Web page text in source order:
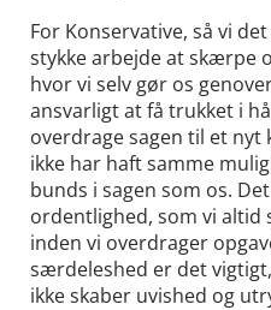
For Konservative, så vi
stykke arbejde at skærpe
hvor vi selv gør os
ansvarligt at få trukket i
overdrage sagen til et nyt
ikke har haft samme
bunds i sagen som os.
ordentlighed, som vi altid
inden vi overdrager
særdeleshed er det
ikke skaber uvished og